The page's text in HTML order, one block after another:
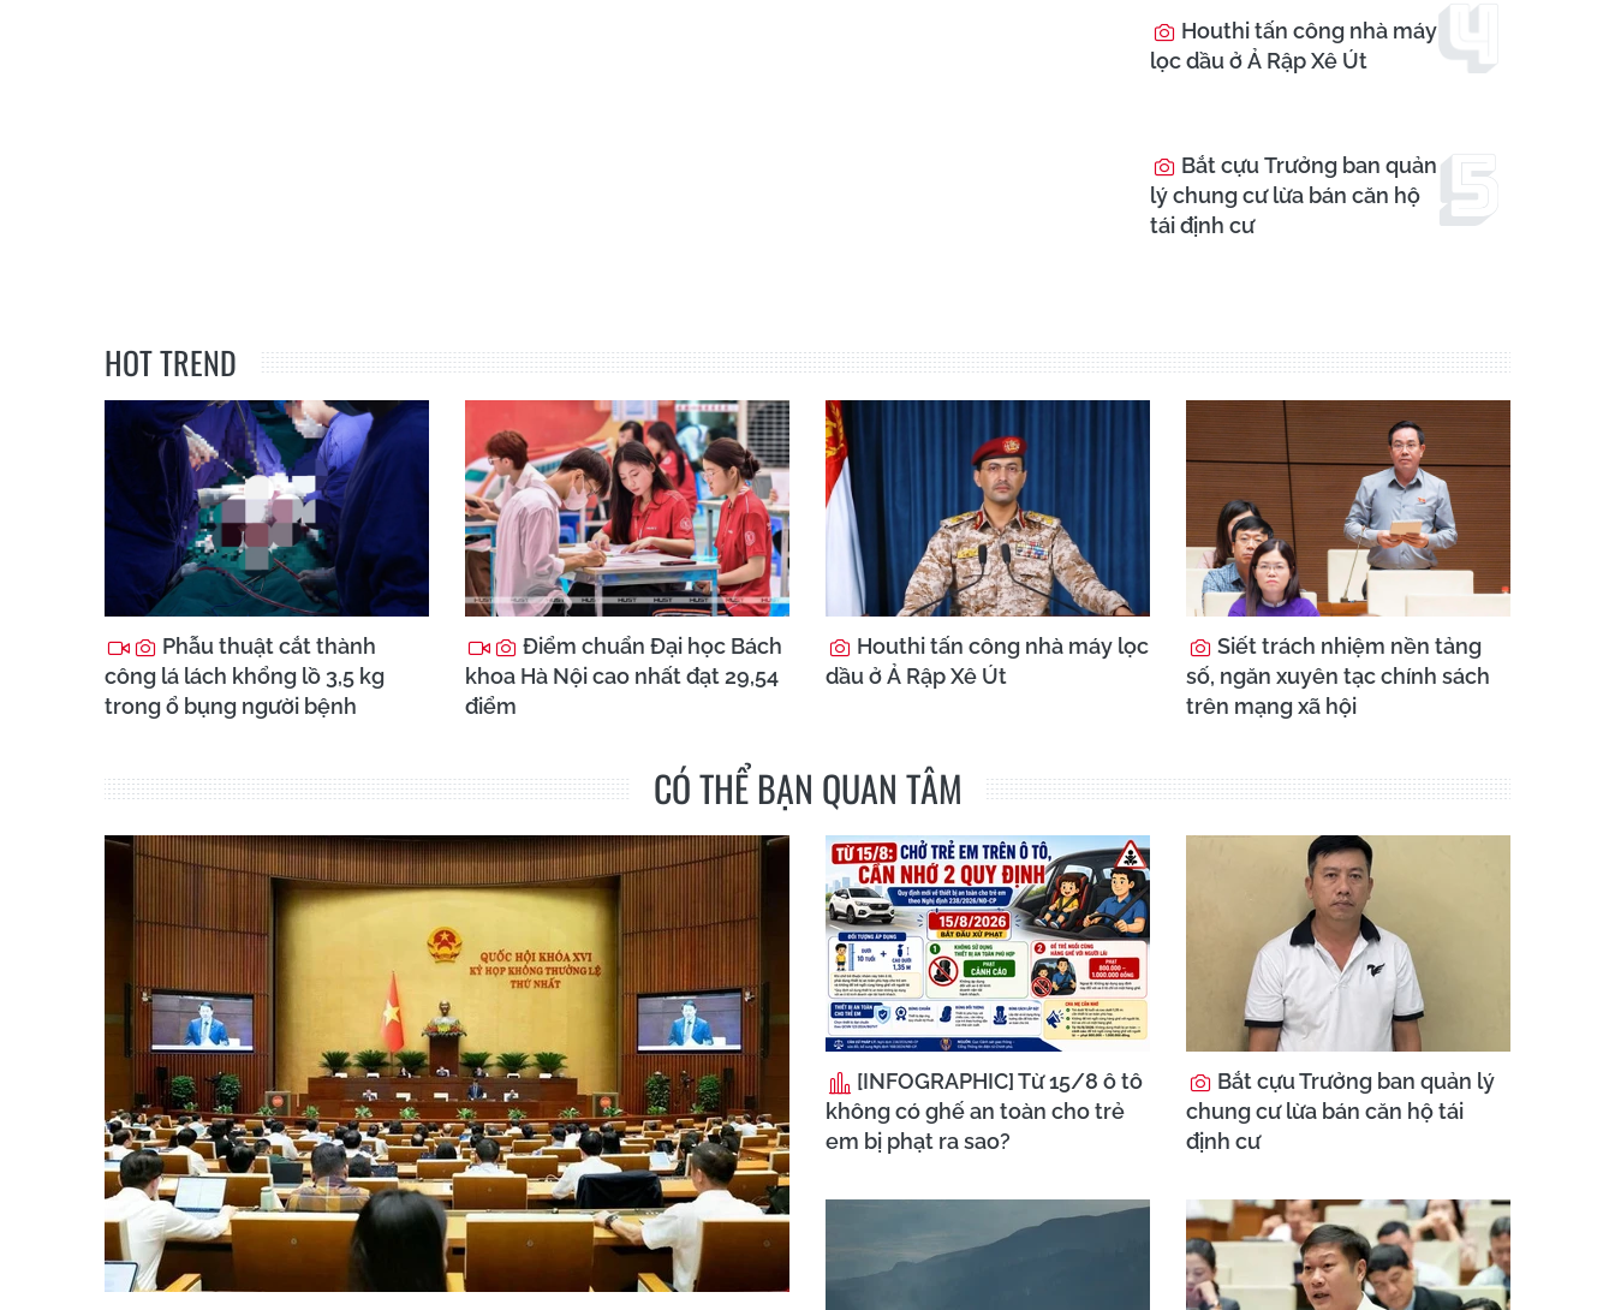
Houthi tấn công nhà máy
lọc dầu ở Ả Rập Xê Út
Bắt cựu Trưởng ban quản
lý chung cư lừa bán căn hộ
tái định cư
HOT TREND
Phẫu thuật cắt thành
công lá lách khổng lồ 3,5 kg
trong ổ bụng người bệnh
Điểm chuẩn Đại học Bách
khoa Hà Nội cao nhất đạt 29,54
điểm
Houthi tấn công nhà máy lọc
dầu ở Ả Rập Xê Út
Siết trách nhiệm nền tảng
số, ngăn xuyên tạc chính sách
trên mạng xã hội
CÓ THỂ BẠN QUAN TÂM
[INFOGRAPHIC] Từ 15/8 ô tô
không có ghế an toàn cho trẻ
em bị phạt ra sao?
Bắt cựu Trưởng ban quản lý
chung cư lừa bán căn hộ tái
định cư